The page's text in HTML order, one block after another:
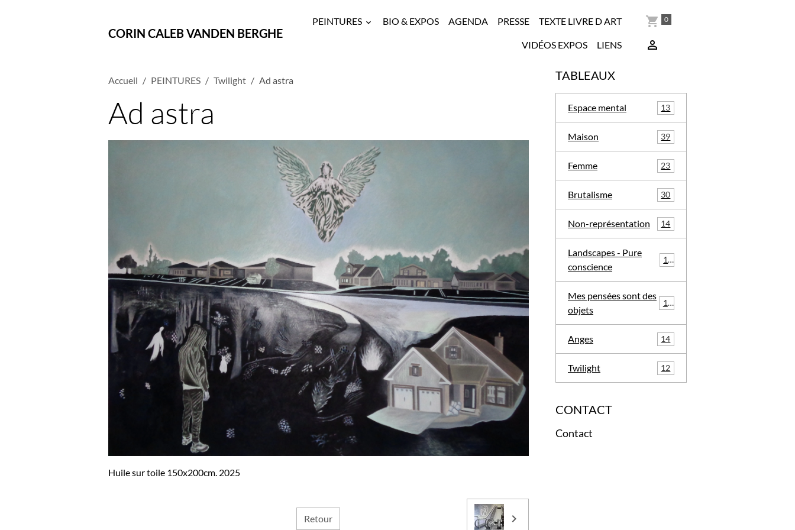
CORIN CALEB VANDEN BERGHE
PEINTURES BIO & EXPOS AGENDA PRESSE TEXTE LIVRE D ART
VIDÉOS EXPOS LIENS
0
Accueil PEINTURES Twilight Ad astra
Ad astra
Huile sur toile 150x200cm. 2025
Retour
TABLEAUX
Espace mental 13
Maison 39
Femme 23
Brutalisme 30
Non-représentation 14
Landscapes - Pure
conscience
16
Mes pensées sont des
objets
12
Anges 14
Twilight 12
CONTACT
Contact